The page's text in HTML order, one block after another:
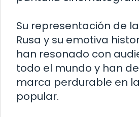
Su representación de
Rusa y su emotiva
han resonado con
todo el mundo y han
marca perdurable en
popular.